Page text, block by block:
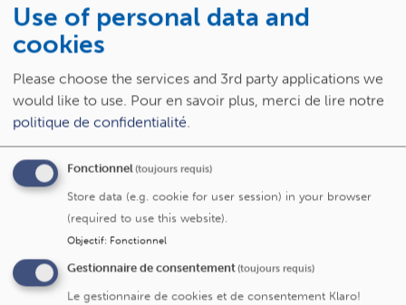
Langues :
Spécialités
Chirurgie digestive
sleeve)
Use of personal data and
cookies
Please choose the services and 3rd party applications we
would like to use. Pour en savoir plus, merci de lire notre
politique de confidentialité.
Fonctionnel(toujours requis)
Store data (e.g. cookie for user session) in your browser
(required to use this website).
Objectif: Fonctionnel
Gestionnaire de consentement(toujours requis)
Le gestionnaire de cookies et de consentement Klaro!